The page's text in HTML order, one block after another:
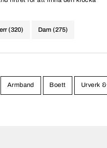
(320) Dam (275)
Armband Boett Urverk